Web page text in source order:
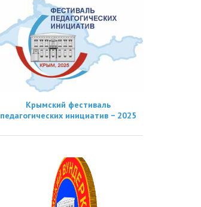
Крымский фестиваль
педагогических инициатив − 2025